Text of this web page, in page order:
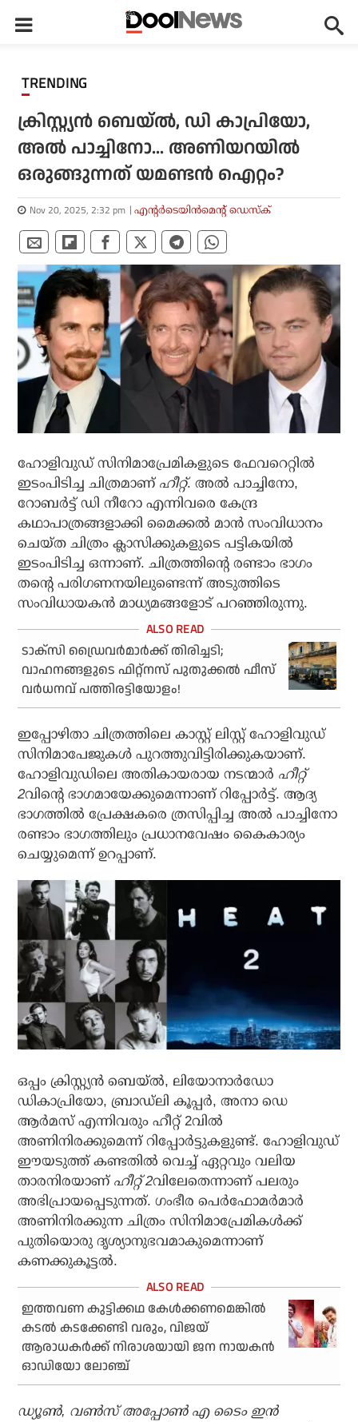
TRENDING
ക്രിസ്റ്റ്യന്‍ ബെയ്ല്‍, ഡി കാപ്രിയോ,
അല്‍ പാച്ചിനോ... അണിയറയില്‍
ഒരുങ്ങുന്നത് യമണ്ടന്‍ ഐറ്റം?
Nov 20, 2025, 2:32 pm എന്റര്‍ടെയിന്‍മെന്റ് ഡെസ്‌ക്
ഹോളിവുഡ് സിനിമാപ്രേമികളുടെ ഫേവറെറ്റില്‍
ഇടംപിടിച്ച ചിത്രമാണ് ഹീറ്റ്. അല്‍ പാച്ചിനോ,
റോബര്‍ട്ട് ഡി നീറോ എന്നിവരെ കേന്ദ്ര
കഥാപാത്രങ്ങളാക്കി മൈക്കല്‍ മാന്‍ സംവിധാനം
ചെയ്ത ചിത്രം ക്ലാസിക്കുകളുടെ പട്ടികയില്‍
ഇടംപിടിച്ച ഒന്നാണ്. ചിത്രത്തിന്റെ രണ്ടാം ഭാഗം
തന്റെ പരിഗണനയിലുണ്ടെന്ന് അടുത്തിടെ
സംവിധായകന്‍ മാധ്യമങ്ങളോട് പറഞ്ഞിരുന്നു.
ടാക്‌സി ഡ്രൈവര്‍മാര്‍ക്ക് തിരിച്ചടി;
വാഹനങ്ങളുടെ ഫിറ്റ്‌നസ് പുതുക്കല്‍ ഫീസ്
വര്‍ധനവ് പത്തിരട്ടിയോളം!
ഇപ്പോഴിതാ ചിത്രത്തിലെ കാസ്റ്റ് ലിസ്റ്റ് ഹോളിവുഡ്
സിനിമാപേജുകള്‍ പുറത്തുവിട്ടിരിക്കുകയാണ്.
ഹോളിവുഡിലെ അതികായരായ നടന്മാര്‍ ഹീറ്റ്
2വിന്റെ ഭാഗമായേക്കുമെന്നാണ് റിപ്പോര്‍ട്ട്. ആദ്യ
ഭാഗത്തില്‍ പ്രേക്ഷകരെ ത്രസിപ്പിച്ച അല്‍ പാച്ചിനോ
രണ്ടാം ഭാഗത്തിലും പ്രധാനവേഷം കൈകാര്യം
ചെയ്യുമെന്ന് ഉറപ്പാണ്.
ഒപ്പം ക്രിസ്റ്റ്യന്‍ ബെയ്ല്‍, ലിയോനാര്‍ഡോ
ഡികാപ്രിയോ, ബ്രാഡ്‌ലി കൂപ്പര്‍, അനാ ഡെ
ആര്‍മസ് എന്നിവരും ഹീറ്റ് 2വില്‍
അണിനിരക്കുമെന്ന് റിപ്പോര്‍ട്ടുകളുണ്ട്. ഹോളിവുഡ്
ഈയടുത്ത് കണ്ടതില്‍ വെച്ച് ഏറ്റവും വലിയ
താരനിരയാണ് ഹീറ്റ് 2വിലേതെന്നാണ് പലരും
അഭിപ്രായപ്പെടുന്നത്. ഗംഭീര പെര്‍ഫോമര്‍മാര്‍
അണിനിരക്കുന്ന ചിത്രം സിനിമാപ്രേമികള്‍ക്ക്
പുതിയൊരു ദൃശ്യാനുഭവമാകുമെന്നാണ്
കണക്കുകൂട്ടല്‍.
ഇത്തവണ കുട്ടിക്കഥ കേള്‍ക്കണമെങ്കില്‍
കടല്‍ കടക്കേണ്ടി വരും, വിജയ്
ആരാധകര്‍ക്ക് നിരാശയായി ജന നായകന്‍
ഓഡിയോ ലോഞ്ച്
ഡ്യൂണ്‍, വണ്‍സ് അപ്പോണ്‍ എ ടൈം ഇന്‍